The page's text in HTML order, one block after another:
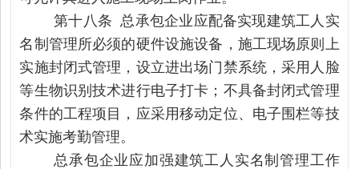
第十八条 总承包企业应配备实现建筑工人实
名制管理所必须的硬件设施设备，施工现场原则上
实施封闭式管理，设立进出场门禁系统，采用人脸
等生物识别技术进行电子打卡；不具备封闭式管理
条件的工程项目，应采用移动定位、电子围栏等技
术实施考勤管理。
总承包企业应加强建筑工人实名制管理工作